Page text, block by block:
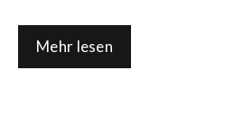
Mehr lesen